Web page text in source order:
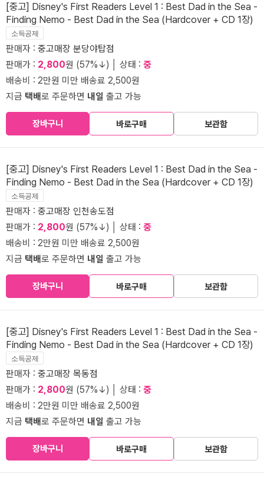
[중고] Disney's First Readers Level 1 : Best Dad in the Sea -
Finding Nemo - Best Dad in the Sea (Hardcover + CD 1장)
소득공제
판매자 : 중고매장 분당야탑점
판매가 : 2,800원 (57%↓) │ 상태 : 중
배송비 : 2만원 미만 배송료 2,500원
지금 택배로 주문하면 내일 출고 가능
장바구니 바로구매 보관함
[중고] Disney's First Readers Level 1 : Best Dad in the Sea -
Finding Nemo - Best Dad in the Sea (Hardcover + CD 1장)
소득공제
판매자 : 중고매장 인천송도점
판매가 : 2,800원 (57%↓) │ 상태 : 중
배송비 : 2만원 미만 배송료 2,500원
지금 택배로 주문하면 내일 출고 가능
장바구니 바로구매 보관함
[중고] Disney's First Readers Level 1 : Best Dad in the Sea -
Finding Nemo - Best Dad in the Sea (Hardcover + CD 1장)
소득공제
판매자 : 중고매장 목동점
판매가 : 2,800원 (57%↓) │ 상태 : 중
배송비 : 2만원 미만 배송료 2,500원
지금 택배로 주문하면 내일 출고 가능
장바구니 바로구매 보관함